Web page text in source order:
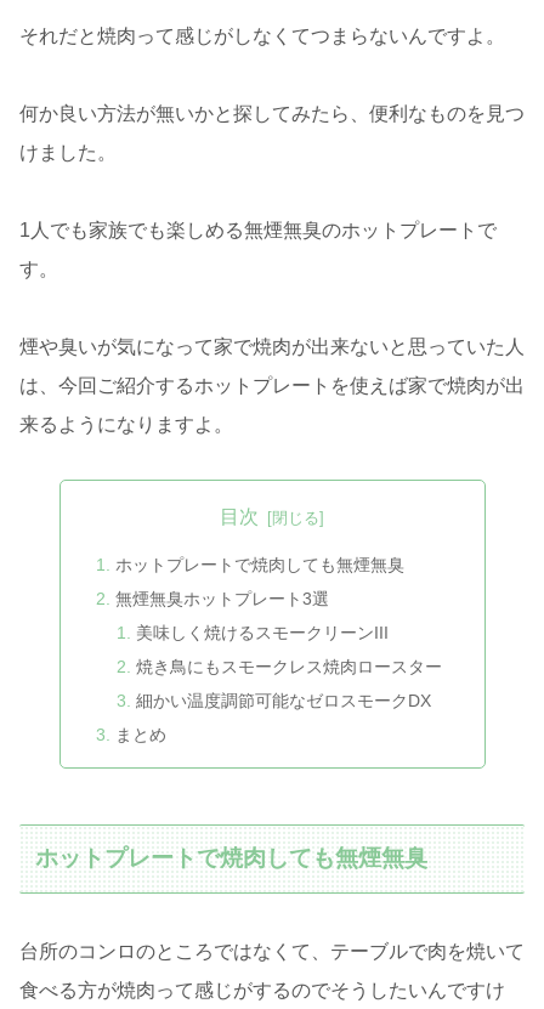
それだと焼肉って感じがしなくてつまらないんですよ。
何か良い方法が無いかと探してみたら、便利なものを見つ
けました。
1人でも家族でも楽しめる無煙無臭のホットプレートで
す。
煙や臭いが気になって家で焼肉が出来ないと思っていた人
は、今回ご紹介するホットプレートを使えば家で焼肉が出
来るようになりますよ。
目次
ホットプレートで焼肉しても無煙無臭
無煙無臭ホットプレート3選
美味しく焼けるスモークリーンIII
焼き鳥にもスモークレス焼肉ロースター
細かい温度調節可能なゼロスモークDX
まとめ
ホットプレートで焼肉しても無煙無臭
台所のコンロのところではなくて、テーブルで肉を焼いて
食べる方が焼肉って感じがするのでそうしたいんですけ